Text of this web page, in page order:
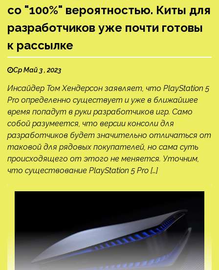
со "100%" вероятностью. Киты для
разработчиков уже почти готовы
к рассылке
Ср Май 3 , 2023
Инсайдер Том Хендерсон заявляет, что PlayStation 5
Pro определенно существует и уже в ближайшее
время попадут в руки разработчиков игр. Само
собой разумеется, что версии консоли для
разработчиков будет значительно отличаться от
таковой для рядовых покупателей, но сама суть
происходящего от этого не меняется. Уточним,
что существование PlayStation 5 Pro […]